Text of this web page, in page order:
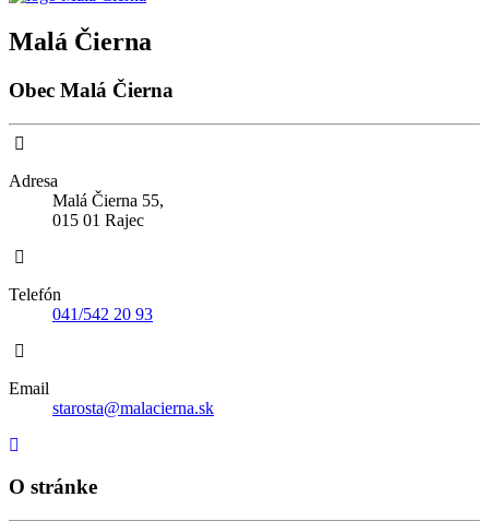
Malá Čierna
Obec Malá Čierna
Adresa
Malá Čierna 55,
015 01 Rajec
Telefón
041/542 20 93
Email
starosta@malacierna.sk
O stránke